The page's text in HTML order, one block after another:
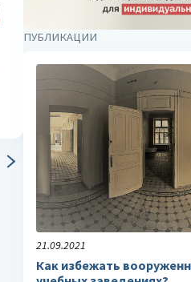
ПУБЛИКАЦИИ
21.09.2021
Как избежать
ДИАГНОСТИКА
СОСТОЯНИЯ И
Методика «ИДИКС»
коррекция
стресса (методика А. Б.